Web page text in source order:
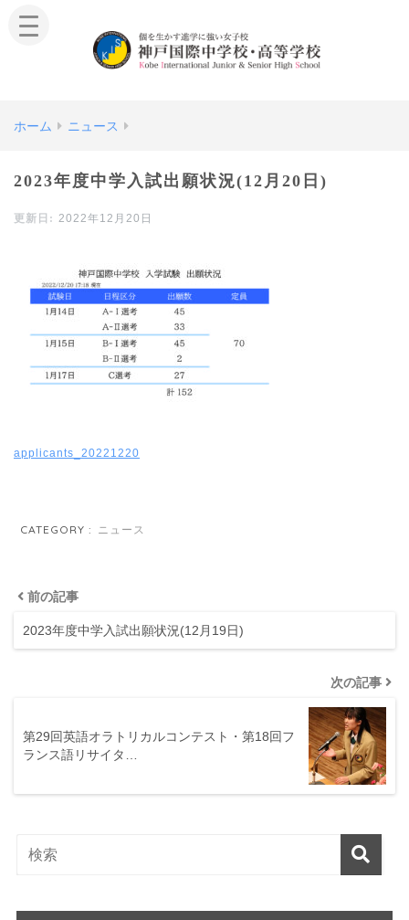
ホーム ニュース
2023年度中学入試出願状況(12月20日)
2022年12月20日
applicants_20221220
CATEGORY : ニュース
前の記事
2023年度中学入試出願状況(12月19日)
次の記事
第29回英語オラトリカルコンテスト・第18回フ
ランス語リサイタ…